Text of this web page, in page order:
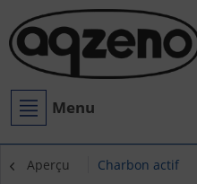
Menu
Aperçu Charbon actif